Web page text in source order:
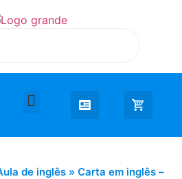
de inglês » Carta em inglês –